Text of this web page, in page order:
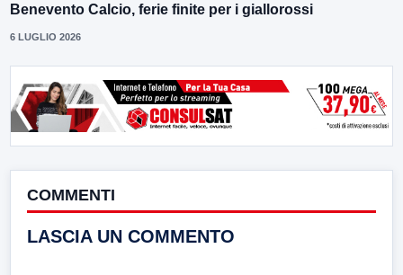
Benevento Calcio, ferie finite per i giallorossi
6 LUGLIO 2026
COMMENTI
LASCIA UN COMMENTO